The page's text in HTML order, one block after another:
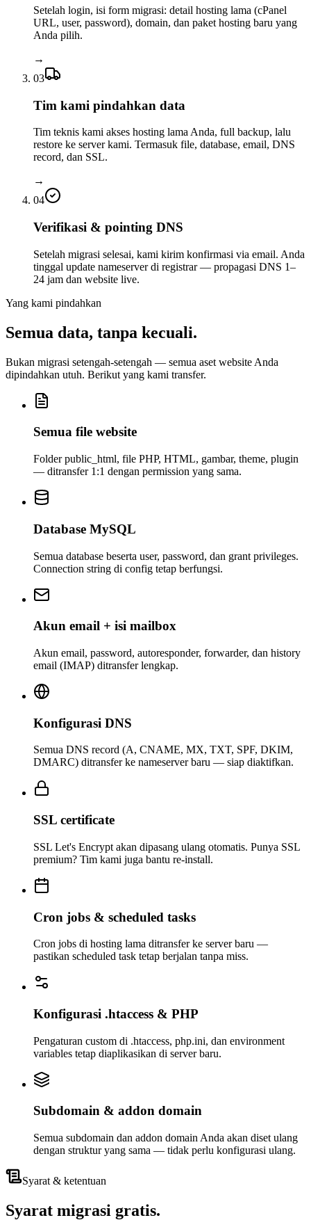
Setelah login, isi form migrasi: detail hosting lama (cPanel
URL, user, password), domain, dan paket hosting baru yang
Anda pilih.
→
03
Tim kami pindahkan data
Tim teknis kami akses hosting lama Anda, full backup, lalu
restore ke server kami. Termasuk file, database, email, DNS
record, dan SSL.
→
04
Verifikasi & pointing DNS
Setelah migrasi selesai, kami kirim konfirmasi via email. Anda
tinggal update nameserver di registrar — propagasi DNS 1–
24 jam dan website live.
Yang kami pindahkan
Semua data, tanpa kecuali.
Bukan migrasi setengah-setengah — semua aset website Anda
dipindahkan utuh. Berikut yang kami transfer.
Semua file website
Folder public_html, file PHP, HTML, gambar, theme, plugin
— ditransfer 1:1 dengan permission yang sama.
Database MySQL
Semua database beserta user, password, dan grant privileges.
Connection string di config tetap berfungsi.
Akun email + isi mailbox
Akun email, password, autoresponder, forwarder, dan history
email (IMAP) ditransfer lengkap.
Konfigurasi DNS
Semua DNS record (A, CNAME, MX, TXT, SPF, DKIM,
DMARC) ditransfer ke nameserver baru — siap diaktifkan.
SSL certificate
SSL Let's Encrypt akan dipasang ulang otomatis. Punya SSL
premium? Tim kami juga bantu re-install.
Cron jobs & scheduled tasks
Cron jobs di hosting lama ditransfer ke server baru —
pastikan scheduled task tetap berjalan tanpa miss.
Konfigurasi .htaccess & PHP
Pengaturan custom di .htaccess, php.ini, dan environment
variables tetap diaplikasikan di server baru.
Subdomain & addon domain
Semua subdomain dan addon domain Anda akan diset ulang
dengan struktur yang sama — tidak perlu konfigurasi ulang.
Syarat & ketentuan
Syarat migrasi gratis.